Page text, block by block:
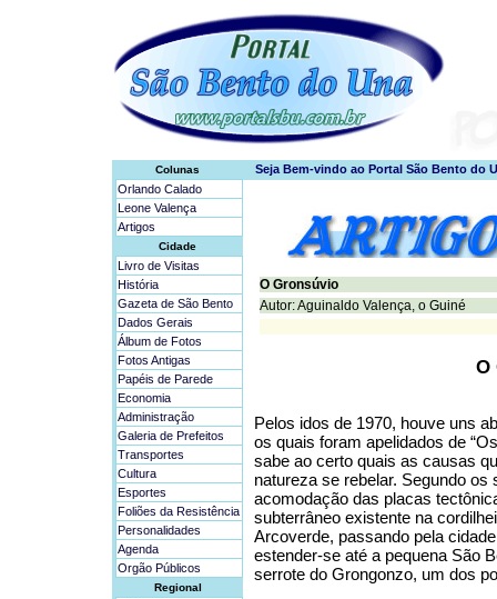
Colunas
Orlando Calado
Leone Valença
Artigos
Cidade
Livro de Visitas
História
Gazeta de São Bento
Dados Gerais
Álbum de Fotos
Fotos Antigas
Papéis de Parede
Economia
Administração
Galeria de Prefeitos
Transportes
Cultura
Esportes
Foliões da Resistência
Personalidades
Agenda
Orgão Públicos
Regional
O Gronsúvio
Autor: Aguinaldo Valença, o Guiné
O
Pelos idos de 1970, houve uns
os quais foram apelidados de
sabe ao certo quais as causas
natureza se rebelar. Segundo
acomodação das placas
subterrâneo existente na
Arcoverde, passando pela
estender-se até a pequena São
serrote do Grongonzo, um dos